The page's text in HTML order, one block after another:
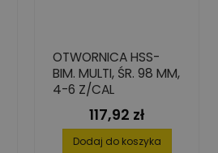
OTWORNICA HSS-
BIM. MULTI, ŚR. 98 MM,
4-6 Z/CAL
Cena
117,92 zł
Dodaj do koszyka